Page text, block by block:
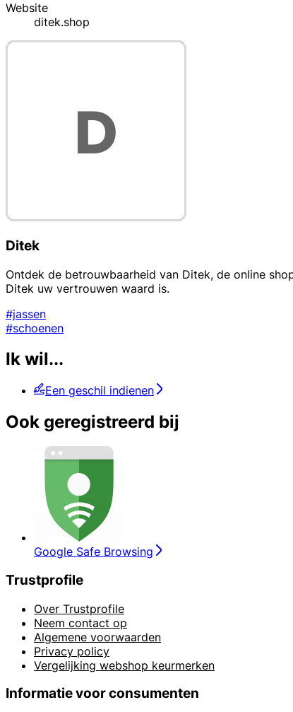
Website
ditek.shop
Ditek
Ontdek de betrouwbaarheid van Ditek, de online
Ditek uw vertrouwen waard is.
#jassen
#schoenen
Ik wil...
Een geschil indienen
Ook geregistreerd bij
Google Safe Browsing
Trustprofile
Over Trustprofile
Neem contact op
Algemene voorwaarden
Privacy policy
Vergelijking webshop keurmerken
Informatie voor consumenten